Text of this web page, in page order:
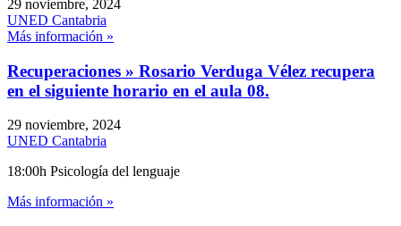
29 noviembre, 2024
UNED Cantabria
Más información »
Recuperaciones » Rosario Verduga Vélez recupera
en el siguiente horario en el aula 08.
29 noviembre, 2024
UNED Cantabria
18:00h Psicología del lenguaje
Más información »